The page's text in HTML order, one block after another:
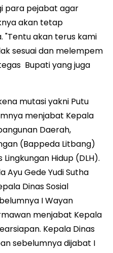
para pejabat agar
akan tetap
"Tentu akan terus kami
sesuai dan melempem
Bupati yang juga
mutasi yakni Putu
menjabat Kepala
Daerah,
(Bappeda Litbang)
Hidup (DLH).
Ayu Gede Yudi Sutha
Dinas Sosial
I Wayan
menjabat Kepala
Kepala Dinas
sebelumnya dijabat I